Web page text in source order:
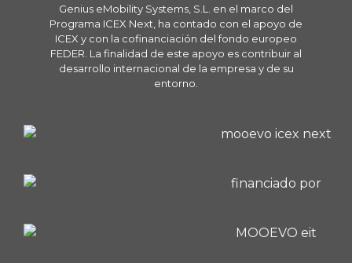
Genius eMobility Systems, S.L. en el marco del
Programa ICEX Next, ha contado con el apoyo de
ICEX y con la cofinanciación del fondo europeo
FEDER. La finalidad de este apoyo es contribuir al
desarrollo internacional de la empresa y de su
entorno.